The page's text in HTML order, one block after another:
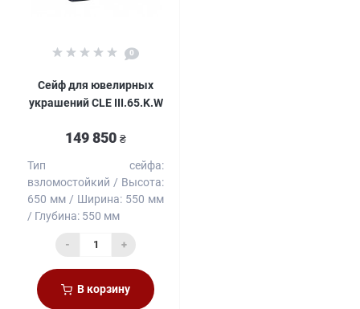
0
Сейф для ювелирных
украшений CLE III.65.K.W
149 850 ₴
Тип сейфа:
взломостойкий
Высота:
650 мм
Ширина: 550 мм
Глубина: 550 мм
- +
В корзину